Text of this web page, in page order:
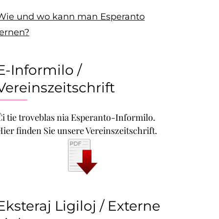
und wo kann man Esperanto
Informilo /
tie troveblas nia Esperanto-Informilo.
finden Sie unsere Vereinszeitschrift.
Ligiloj / Externe